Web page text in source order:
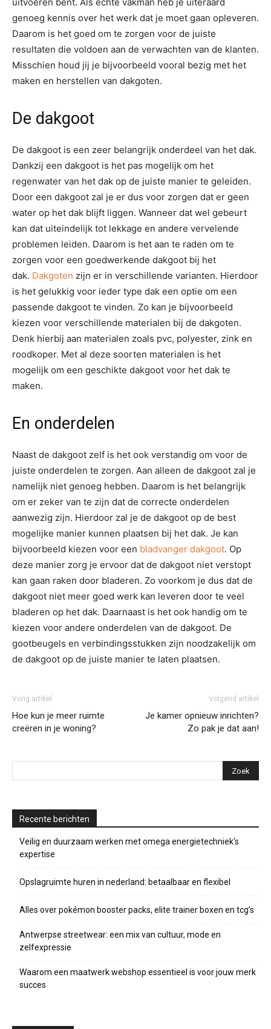
genoeg kennis over het werk dat je moet gaan opleveren.
Daarom is het goed om te zorgen voor de juiste
resultaten die voldoen aan de verwachten van de klanten.
Misschien houd jij je bijvoorbeeld vooral bezig met het
maken en herstellen van dakgoten.
De dakgoot
De dakgoot is een zeer belangrijk onderdeel van het dak.
Dankzij een dakgoot is het pas mogelijk om het
regenwater van het dak op de juiste manier te geleiden.
Door een dakgoot zal je er dus voor zorgen dat er geen
water op het dak blijft liggen. Wanneer dat wel gebeurt
kan dat uiteindelijk tot lekkage en andere vervelende
problemen leiden. Daarom is het aan te raden om te
zorgen voor een goedwerkende dakgoot bij het
dak. Dakgoten zijn er in verschillende varianten. Hierdoor
is het gelukkig voor ieder type dak een optie om een
passende dakgoot te vinden. Zo kan je bijvoorbeeld
kiezen voor verschillende materialen bij de dakgoten.
Denk hierbij aan materialen zoals pvc, polyester, zink en
roodkoper. Met al deze soorten materialen is het
mogelijk om een geschikte dakgoot voor het dak te
maken.
En onderdelen
Naast de dakgoot zelf is het ook verstandig om voor de
juiste onderdelen te zorgen. Aan alleen de dakgoot zal je
namelijk niet genoeg hebben. Daarom is het belangrijk
om er zeker van te zijn dat de correcte onderdelen
aanwezig zijn. Hierdoor zal je de dakgoot op de best
mogelijke manier kunnen plaatsen bij het dak. Je kan
bijvoorbeeld kiezen voor een bladvanger dakgoot. Op
deze manier zorg je ervoor dat de dakgoot niet verstopt
kan gaan raken door bladeren. Zo voorkom je dus dat de
dakgoot niet meer goed werk kan leveren door te veel
bladeren op het dak. Daarnaast is het ook handig om te
kiezen voor andere onderdelen van de dakgoot. De
gootbeugels en verbindingsstukken zijn noodzakelijk om
de dakgoot op de juiste manier te laten plaatsen.
Vorig artikel
Hoe kun je meer ruimte
creëren in je woning?
Volgend artikel
Je kamer opnieuw inrichten?
Zo pak je dat aan!
Recente berichten
Veilig en duurzaam werken met omega energietechniek’s
expertise
Opslagruimte huren in nederland: betaalbaar en flexibel
Alles over pokémon booster packs, elite trainer boxen en tcg’s
Antwerpse streetwear: een mix van cultuur, mode en
zelfexpressie
Waarom een maatwerk webshop essentieel is voor jouw merk
succes